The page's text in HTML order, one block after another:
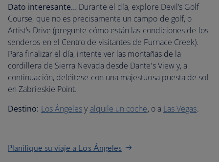
Dato interesante… Durante el día, explore Devil’s Golf
Course, que no es precisamente un campo de golf, o
Artist’s Drive (pregunte cómo están las condiciones de los
senderos en el Centro de visitantes de Furnace Creek).
Para finalizar el día, intente ver las montañas de la
cordillera de Sierra Nevada desde Dante's View y, a
continuación, deléitese con una majestuosa puesta de sol
en Zabrieskie Point.
Destino: Los Ángelesy alquile un coche, o a Las Vegas.
Planifique su viaje a Los Ángeles